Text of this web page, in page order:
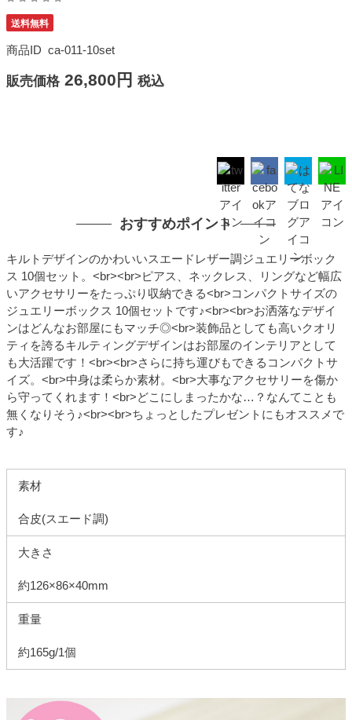
送料無料
商品ID ca-011-10set
販売価格 26,800円 税込
おすすめポイント
キルトデザインのかわいいスエードレザー調ジュエリーボック
ス 10個セット。<br><br>ピアス、ネックレス、リングなど幅広
いアクセサリーをたっぷり収納できる<br>コンパクトサイズの
ジュエリーボックス 10個セットです♪<br><br>お洒落なデザイ
ンはどんなお部屋にもマッチ◎<br>装飾品としても高いクオリ
ティを誇るキルティングデザインはお部屋のインテリアとして
も大活躍です！<br><br>さらに持ち運びもできるコンパクトサ
イズ。<br>中身は柔らか素材。<br>大事なアクセサリーを傷か
ら守ってくれます！<br>どこにしまったかな…？なんてことも
無くなりそう♪<br><br>ちょっとしたプレゼントにもオススメで
す♪
素材
合皮(スエード調)
大きさ
約126×86×40mm
重量
約165g/1個